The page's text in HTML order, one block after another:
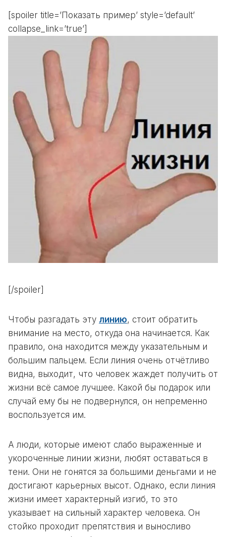
[spoiler title=’Показать пример’ style=’default’
collapse_link=’true’]
[/spoiler]
Чтобы разгадать эту линию, стоит обратить
внимание на место, откуда она начинается. Как
правило, она находится между указательным и
большим пальцем. Если линия очень отчётливо
видна, выходит, что человек жаждет получить от
жизни всё самое лучшее. Какой бы подарок или
случай ему бы не подвернулся, он непременно
воспользуется им.
А люди, которые имеют слабо выраженные и
укороченные линии жизни, любят оставаться в
тени. Они не гонятся за большими деньгами и не
достигают карьерных высот. Однако, если линия
жизни имеет характерный изгиб, то это
указывает на сильный характер человека. Он
стойко проходит препятствия и выносливо